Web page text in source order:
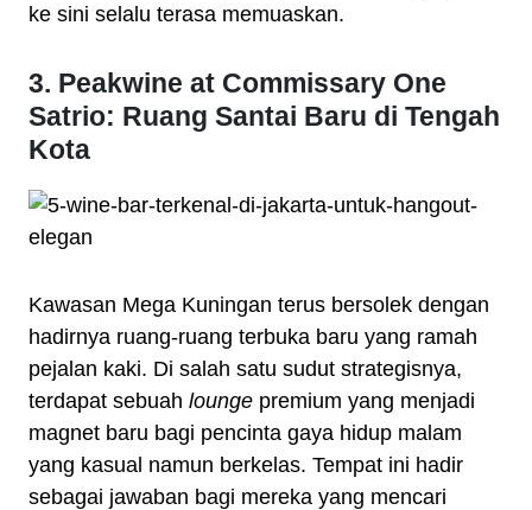
ke sini selalu terasa memuaskan.
3. Peakwine at Commissary One
Satrio: Ruang Santai Baru di Tengah
Kota
Kawasan Mega Kuningan terus bersolek dengan
hadirnya ruang-ruang terbuka baru yang ramah
pejalan kaki. Di salah satu sudut strategisnya,
terdapat sebuah lounge premium yang menjadi
magnet baru bagi pencinta gaya hidup malam
yang kasual namun berkelas. Tempat ini hadir
sebagai jawaban bagi mereka yang mencari